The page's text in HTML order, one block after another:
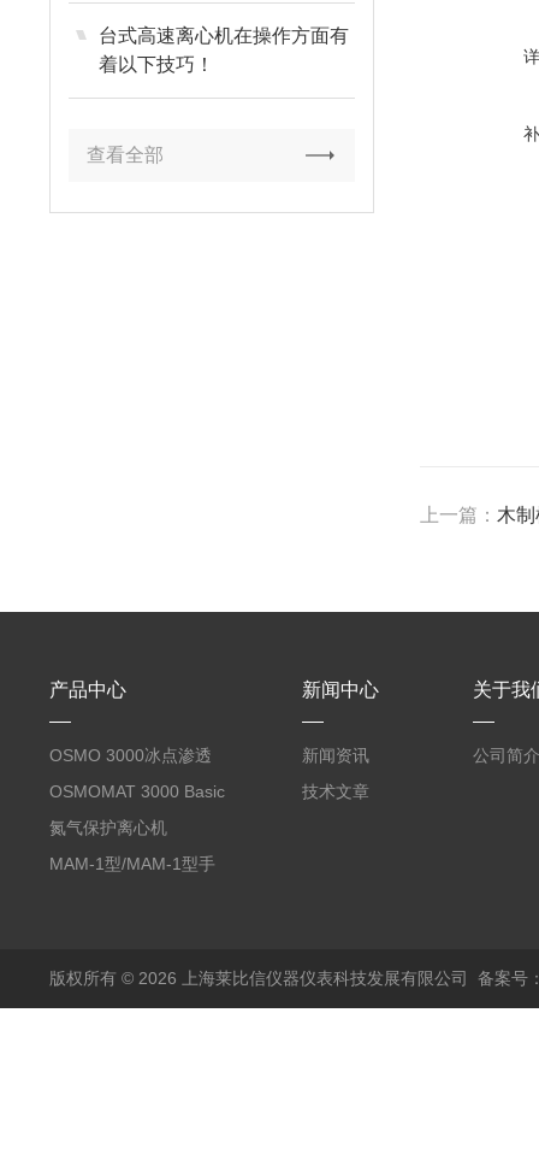
台式高速离心机在操作方面有
着以下技巧！
查看全部
上一篇： 木
产品中心
OSMO 3000冰点渗透
压仪
OSMOMAT 3000 Basic
冰点渗透压仪
氮气保护离心机
MAM-1型/MAM-1型手
新闻中心
新闻资讯
技术文章
关于我
公司简介
版权所有 © 2026 上海莱比信仪器仪表科技发展有限公司 备案号